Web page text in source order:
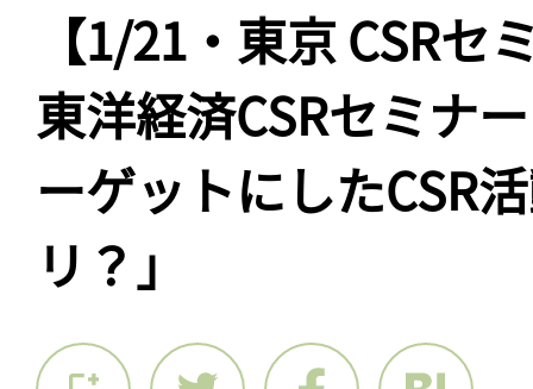
【1/21・東京 CSRセ
東洋経済CSRセミナ
ーゲットにしたCSR
リ？」